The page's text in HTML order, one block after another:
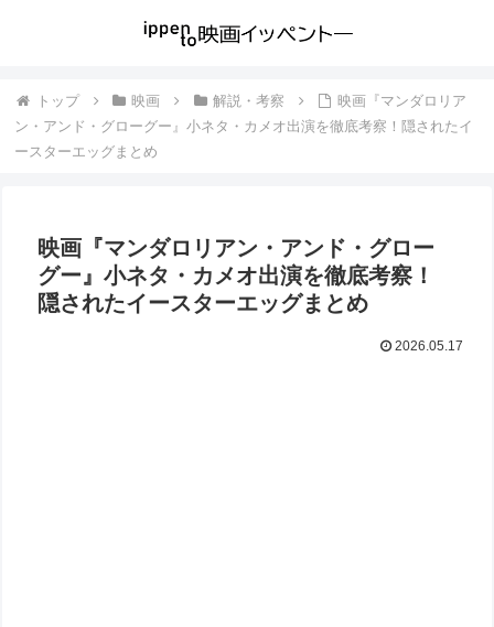
トップ 映画 解説・考察
映画『マンダロリア
ン・アンド・グローグー』小ネタ・カメオ出演を徹底考察！隠されたイ
ースターエッグまとめ
映画『マンダロリアン・アンド・グロー
グー』小ネタ・カメオ出演を徹底考察！
隠されたイースターエッグまとめ
2026.05.17